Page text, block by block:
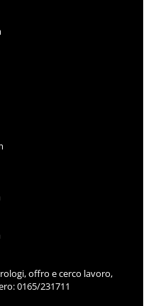
offro e cerco lavoro,
0165/231711